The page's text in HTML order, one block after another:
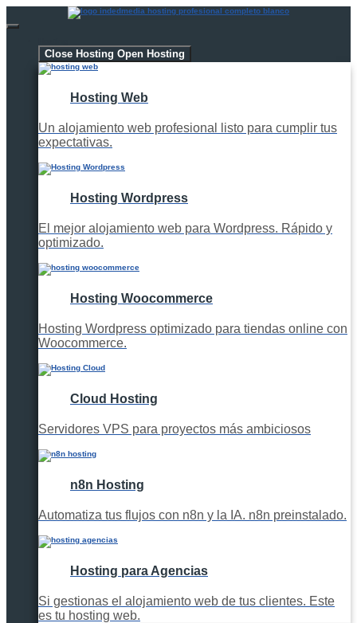
Close Hosting Open Hosting
Hosting Web
Un alojamiento web profesional listo para cumplir tus
expectativas.
Hosting Wordpress
El mejor alojamiento web para Wordpress. Rápido y
optimizado.
Hosting Woocommerce
Hosting Wordpress optimizado para tiendas online con
Woocommerce.
Cloud Hosting
Servidores VPS para proyectos más ambiciosos
n8n Hosting
Automatiza tus flujos con n8n y la IA. n8n preinstalado.
Hosting para Agencias
Si gestionas el alojamiento web de tus clientes. Este
es tu hosting web.